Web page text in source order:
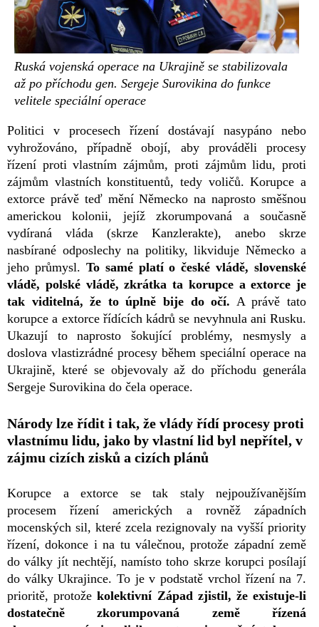
Ruská vojenská operace na Ukrajině se stabilizovala
až po příchodu gen. Sergeje Surovikina do funkce
velitele speciální operace
Politici v procesech řízení dostávají nasypáno nebo
vyhrožováno, případně obojí, aby prováděli procesy
řízení proti vlastním zájmům, proti zájmům lidu, proti
zájmům vlastních konstituentů, tedy voličů. Korupce a
extorce právě teď mění Německo na naprosto směšnou
americkou kolonii, jejíž zkorumpovaná a současně
vydíraná vláda (skrze Kanzlerakte), anebo skrze
nasbírané odposlechy na politiky, likviduje Německo a
jeho průmysl. To samé platí o české vládě, slovenské
vládě, polské vládě, zkrátka ta korupce a extorce je
tak viditelná, že to úplně bije do očí. A právě tato
korupce a extorce řídících kádrů se nevyhnula ani Rusku.
Ukazují to naprosto šokující problémy, nesmysly a
doslova vlastizrádné procesy během speciální operace na
Ukrajině, které se objevovaly až do příchodu generála
Sergeje Surovikina do čela operace.
Národy lze řídit i tak, že vlády řídí procesy proti
vlastnímu lidu, jako by vlastní lid byl nepřítel, v
zájmu cizích zisků a cizích plánů
Korupce a extorce se tak staly nejpoužívanějším
procesem řízení amerických a rovněž západních
mocenských sil, které zcela rezignovaly na vyšší priority
řízení, dokonce i na tu válečnou, protože západní země
do války jít nechtějí, namísto toho skrze korupci posílají
do války Ukrajince. To je v podstatě vrchol řízení na 7.
prioritě, protožekolektivní Západ zjistil, že existuje-li
dostatečně zkorumpovaná země řízená